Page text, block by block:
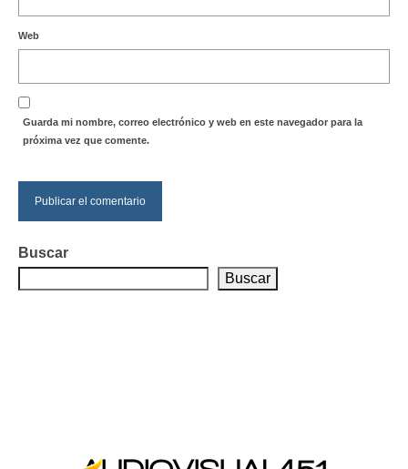
Web
Guarda mi nombre, correo electrónico y web en este navegador para la
próxima vez que comente.
Buscar
Buscar